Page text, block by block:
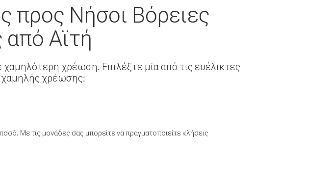
προς Νήσοι Βόρειες
Αϊτή
χρέωση. Επιλέξτε μία από τις ευέλικτες
χρέωσης:
Με τις μονάδες σας μπορείτε να πραγματοποιείτε κλήσεις